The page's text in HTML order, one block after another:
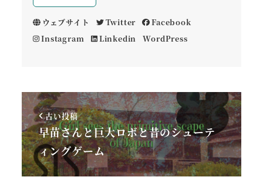
ウェブサイト Twitter
Facebook
Instagram
Linkedin WordPress
古い投稿
早苗さんと巨大ロボと昔のシューテ
ィングゲーム